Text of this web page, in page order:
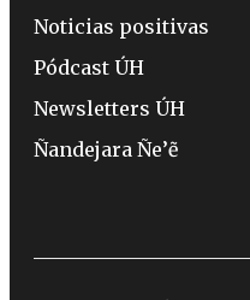
Noticias positivas
Pódcast ÚH
Newsletters ÚH
Ñandejara Ñe’ẽ